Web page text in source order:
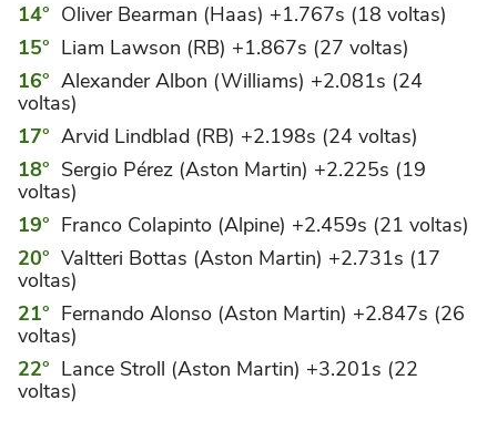
Oliver Bearman (Haas) +1.767s (18 voltas)
Liam Lawson (RB) +1.867s (27 voltas)
Alexander Albon (Williams) +2.081s (24
voltas)
Arvid Lindblad (RB) +2.198s (24 voltas)
Sergio Pérez (Aston Martin) +2.225s (19
voltas)
Franco Colapinto (Alpine) +2.459s (21 voltas)
Valtteri Bottas (Aston Martin) +2.731s (17
voltas)
Fernando Alonso (Aston Martin) +2.847s (26
voltas)
Lance Stroll (Aston Martin) +3.201s (22
voltas)